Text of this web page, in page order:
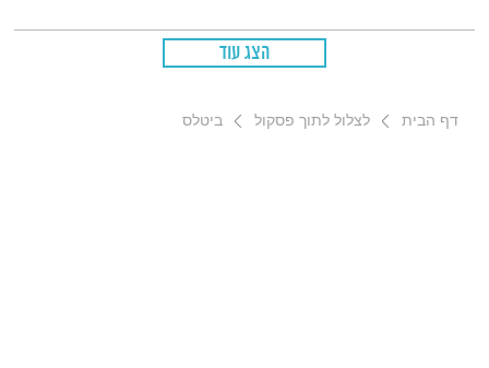
הצג עוד
דף הבית לצלול לתוך פסקול ביטלס